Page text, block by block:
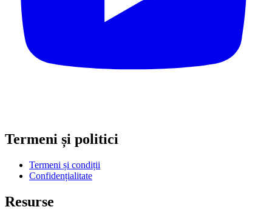
Termeni și politici
Termeni și condiții
Confidențialitate
Resurse